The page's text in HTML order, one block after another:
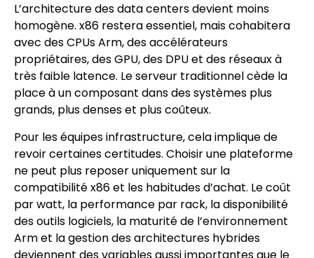
L’architecture des data centers devient moins
homogène. x86 restera essentiel, mais cohabitera
avec des CPUs Arm, des accélérateurs
propriétaires, des GPU, des DPU et des réseaux à
très faible latence. Le serveur traditionnel cède la
place à un composant dans des systèmes plus
grands, plus denses et plus coûteux.
Pour les équipes infrastructure, cela implique de
revoir certaines certitudes. Choisir une plateforme
ne peut plus reposer uniquement sur la
compatibilité x86 et les habitudes d’achat. Le coût
par watt, la performance par rack, la disponibilité
des outils logiciels, la maturité de l’environnement
Arm et la gestion des architectures hybrides
deviennent des variables aussi importantes que le